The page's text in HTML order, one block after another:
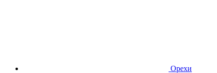
Орехи